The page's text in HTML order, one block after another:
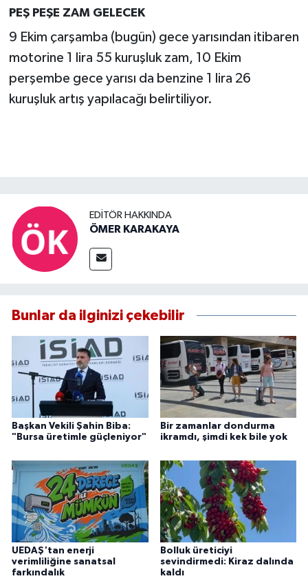
PEŞ PEŞE ZAM GELECEK
9 Ekim çarşamba (bugün) gece yarısından itibaren
motorine 1 lira 55 kuruşluk zam, 10 Ekim
perşembe gece yarısı da benzine 1 lira 26
kuruşluk artış yapılacağı belirtiliyor.
EDITÖR HAKKINDA
ÖMER KARAKAYA
Bunlar da ilginizi çekebilir
Başkan Vekili Şahin Biba:
"Bursa üretimle güçleniyor"
Bir zamanlar dondurma
ikramdı, şimdi kek bile yok
UEDAŞ'tan enerji
verimliliğine sanatsal
farkındalık
Bolluk üreticiyi
sevindirmedi: Kiraz dalında
kaldı